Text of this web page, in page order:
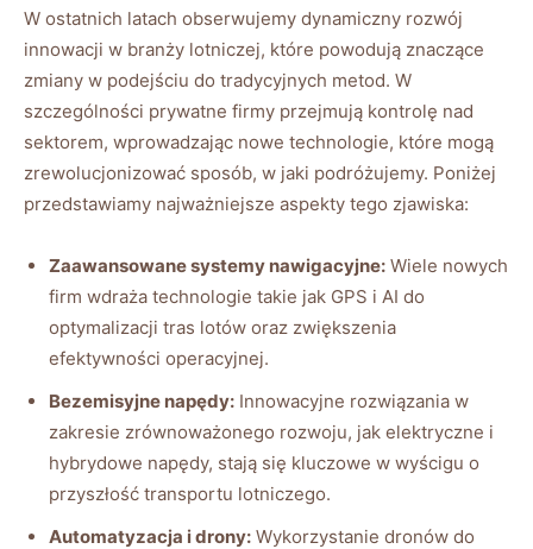
W ostatnich latach obserwujemy dynamiczny rozwój
innowacji w branży lotniczej, które powodują znaczące
zmiany w podejściu do tradycyjnych metod. W
szczególności prywatne firmy przejmują kontrolę nad
sektorem, wprowadzając nowe technologie, które mogą
zrewolucjonizować sposób, w jaki podróżujemy. Poniżej
przedstawiamy najważniejsze aspekty tego zjawiska:
Zaawansowane systemy nawigacyjne: Wiele nowych
firm wdraża technologie takie jak GPS i AI do
optymalizacji tras lotów oraz zwiększenia
efektywności operacyjnej.
Bezemisyjne napędy: Innowacyjne rozwiązania w
zakresie zrównoważonego rozwoju, jak elektryczne i
hybrydowe napędy, stają się kluczowe w wyścigu o
przyszłość transportu lotniczego.
Automatyzacja i drony: Wykorzystanie dronów do